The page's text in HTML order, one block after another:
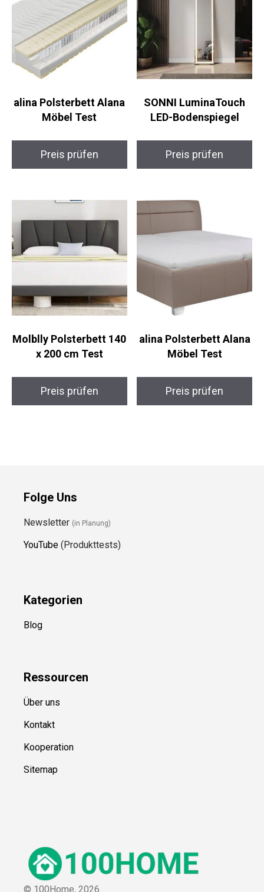
alina Polsterbett Alana
Möbel Test
Preis prüfen
SONNI LuminaTouch
LED-Bodenspiegel
Preis prüfen
Molblly Polsterbett 140
x 200 cm Test
Preis prüfen
alina Polsterbett Alana
Möbel Test
Preis prüfen
Folge Uns
Newsletter (in Planung)
YouTube (Produkttests)
Kategorien
Blog
Ressourcen
Über uns
Kontakt
Kooperation
Sitemap
© 100Home, 2026